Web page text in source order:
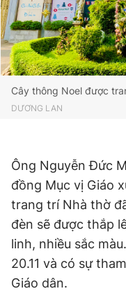
Cây thông Noel được
DƯƠNG LAN
Ông Nguyễn Đức
đồng Mục vị Giáo
trang trí Nhà thờ
đèn sẽ được thắp
linh, nhiều sắc
20.11 và có sự
Giáo dân.